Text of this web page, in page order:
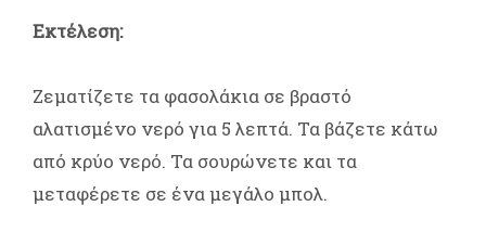
Εκτέλεση:
Ζεματίζετε τα φασολάκια σε βραστό
αλατισμένο νερό για 5 λεπτά. Τα βάζετε κάτω
από κρύο νερό. Τα σουρώνετε και τα
μεταφέρετε σε ένα μεγάλο μπολ.